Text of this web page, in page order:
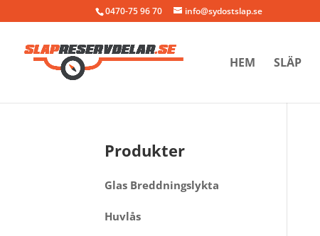
0470-75 96 70 info@sydostslap.se
HEM SLÄP
Produkter
Glas Breddningslykta
Huvlås